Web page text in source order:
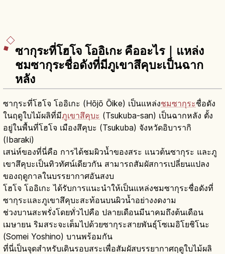
ซากุระที่โฮโจ โออิเกะ คืออะไร｜แหล่ง
ชมซากุระชื่อดังที่มีภูเขาสึคุบะเป็นฉาก
หลัง
ซากุระที่โฮโจ โออิเกะ (Hōjō Ōike) เป็นแหล่งชมซากุระชื่อดัง
ในฤดูใบไม้ผลิที่มีภูเขาสึคุบะ (Tsukuba-san) เป็นฉากหลัง ตั้ง
อยู่ในพื้นที่โฮโจ เมืองสึคุบะ (Tsukuba) จังหวัดอิบารากิ
(Ibaraki)
เสน่ห์ของที่นี่คือ การได้ชมผิวน้ำของสระ แนวต้นซากุระ และภู
เขาสึคุบะเป็นทิวทัศน์เดียวกัน สามารถสัมผัสการเปลี่ยนแปลง
ของฤดูกาลในบรรยากาศอันสงบ
โฮโจ โออิเกะ ได้รับการแนะนำให้เป็นแหล่งชมซากุระชื่อดังที่
ซากุระและภูเขาสึคุบะสะท้อนบนผิวน้ำอย่างงดงาม
ช่วงบานสะพรั่งโดยทั่วไปคือ ปลายเดือนมีนาคมถึงต้นเดือน
เมษายน ริมสระจะเต็มไปด้วยซากุระสายพันธุ์โซเมอิโยชิโนะ
(Somei Yoshino) บานพร้อมกัน
ที่นี่เป็นจุดสำหรับเดินรอบสระเพื่อสัมผัสบรรยากาศฤดูใบไม้ผลิ